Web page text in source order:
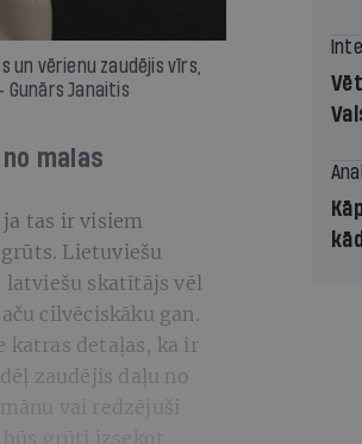
un vērienu zaudējis vīrs,
Gunārs Janaitis
malas
tas ir visiem
Lietuviešu
latviešu skatītājs vēl
cilvēciskāku gan.
katras detaļas, ka ir
zaudējis daļu no
vai redzējuši